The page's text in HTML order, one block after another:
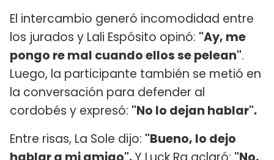
El intercambio generó incomodidad entre
los jurados y Lali Espósito opinó: "Ay, me
pongo re mal cuando ellos se pelean".
Luego, la participante también se metió en
la conversación para defender al
cordobés y expresó: "No lo dejan hablar".
Entre risas, La Sole dijo: "Bueno, lo dejo